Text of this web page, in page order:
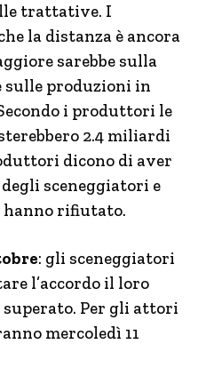
trattative. I
la distanza è ancora
sarebbe sulla
sulle produzioni in
i produttori le
2.4 miliardi
dicono di aver
sceneggiatori e
rifiutato.
: gli sceneggiatori
l’accordo il loro
Per gli attori
mercoledì 11